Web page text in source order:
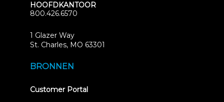
HOOFDKANTOOR
800.426.6570
1 Glazer Way
St. Charles, MO 63301
BRONNEN
Customer Portal(opens